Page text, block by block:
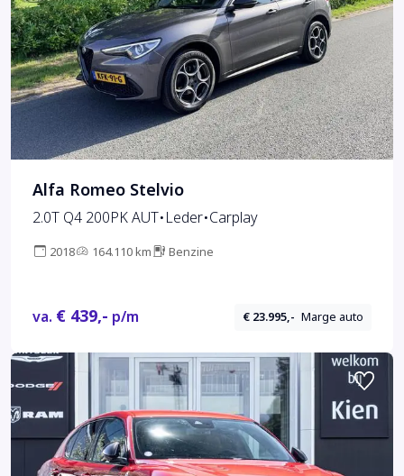
Alfa Romeo Stelvio
2.0T Q4 200PK AUT•Leder•Carplay
2018 164.110 km Benzine
va. € 439,- p/m € 23.995,- Marge auto